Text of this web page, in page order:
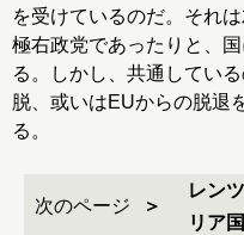
を受けているのだ。それ
極右政党であったりと、
る。しかし、共通してい
脱、或いはEUからの脱退
る。
次のページ
レン
リア